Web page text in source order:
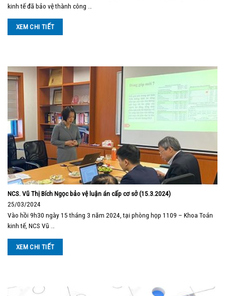
kinh tế đã bảo vệ thành công …
XEM CHI TIẾT
NCS. Vũ Thị Bích Ngọc bảo vệ luận án cấp cơ sở (15.3.2024)
25/03/2024
Vào hồi 9h30 ngày 15 tháng 3 năm 2024, tại phòng họp 1109 – Khoa Toán
kinh tế, NCS Vũ …
XEM CHI TIẾT